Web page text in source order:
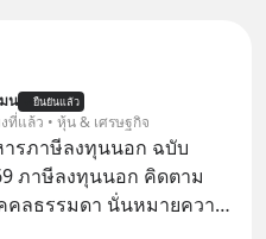
น ยืนยันแล้ว
ที่แล้ว • หุ้น & เศรษฐกิจ
ารภาษีลงทุนนอก ฉบับ
ภาษีลงทุนนอก คิดตาม
คลธรรมดา นั่นหมายความ